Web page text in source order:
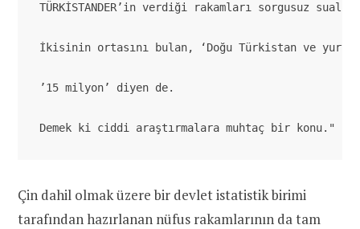
TÜRKİSTANDER’in verdiği rakamları sorgusuz
İkisinin ortasını bulan, ‘Doğu Türkistan ve yurt
’15 milyon’ diyen de.
Demek ki ciddi araştırmalara muhtaç bir konu."
Çin dahil olmak üzere bir devlet istatistik birimi
tarafından hazırlanan nüfus rakamlarının da tam